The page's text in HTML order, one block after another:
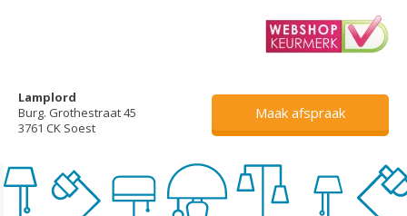
Lamplord
Burg. Grothestraat 45
3761 CK Soest
Maak afspraak